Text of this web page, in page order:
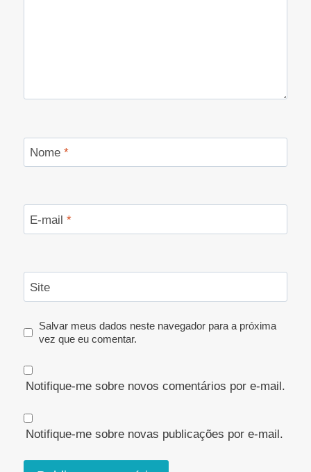
Nome *
E-mail *
Site
Salvar meus dados neste navegador para a próxima
vez que eu comentar.
Notifique-me sobre novos comentários por e-mail.
Notifique-me sobre novas publicações por e-mail.